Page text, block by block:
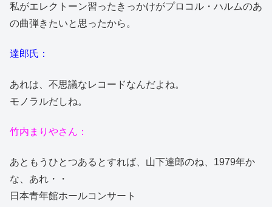
私がエレクトーン習ったきっかけがプロコル・ハルムのあ
の曲弾きたいと思ったから。
達郎氏：
あれは、不思議なレコードなんだよね。
モノラルだしね。
竹内まりやさん：
あともうひとつあるとすれば、山下達郎のね、1979年か
な、あれ・・
日本青年館ホールコンサート